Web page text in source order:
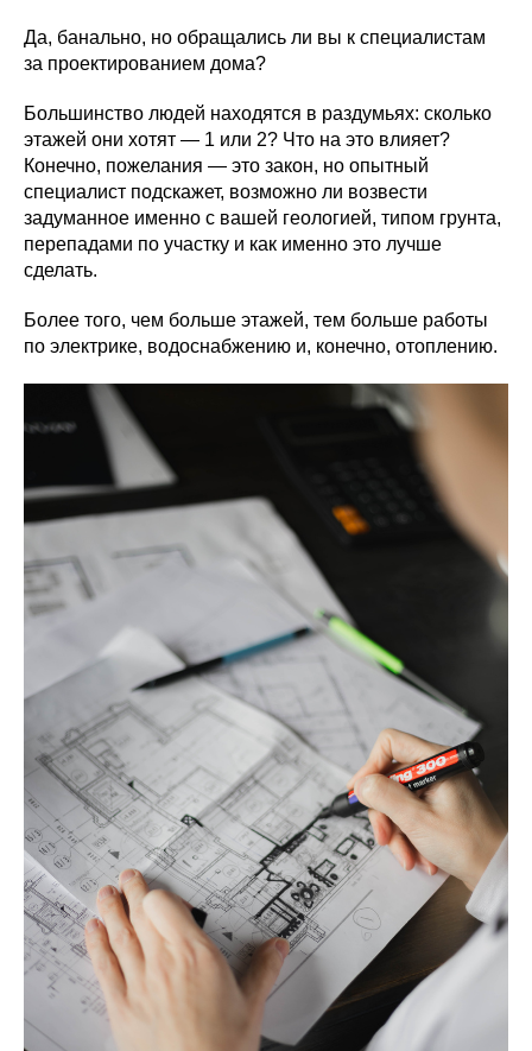
Да, банально, но обращались ли вы к специалистам
за проектированием дома?
Большинство людей находятся в раздумьях: сколько
этажей они хотят — 1 или 2? Что на это влияет?
Конечно, пожелания — это закон, но опытный
специалист подскажет, возможно ли возвести
задуманное именно с вашей геологией, типом грунта,
перепадами по участку и как именно это лучше
сделать.
Более того, чем больше этажей, тем больше работы
по электрике, водоснабжению и, конечно, отоплению.